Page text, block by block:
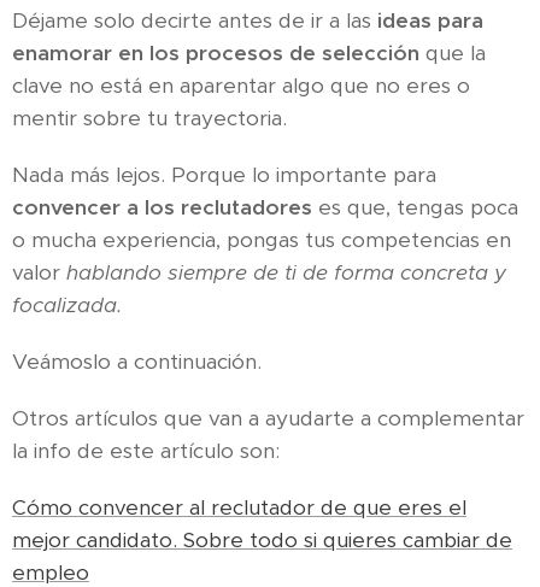
Déjame solo decirte antes de ir a las ideas para
enamorar en los procesos de selección que la
clave no está en aparentar algo que no eres o
mentir sobre tu trayectoria.
Nada más lejos. Porque lo importante para
convencer a los reclutadores es que, tengas poca
o mucha experiencia, pongas tus competencias en
valor hablando siempre de ti de forma concreta y
focalizada.
Veámoslo a continuación.
Otros artículos que van a ayudarte a complementar
la info de este artículo son:
Cómo convencer al reclutador de que eres el
mejor candidato. Sobre todo si quieres cambiar de
empleo